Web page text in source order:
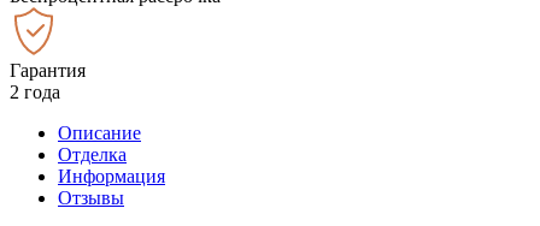
Гарантия
2 года
Описание
Отделка
Информация
Отзывы